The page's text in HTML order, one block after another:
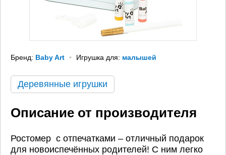
Бренд: Baby Art Игрушка для: малышей
Деревянные игрушки
Описание от производителя
Ростомер с отпечатками – отличный подарок
для новоиспечённых родителей! С ним легко